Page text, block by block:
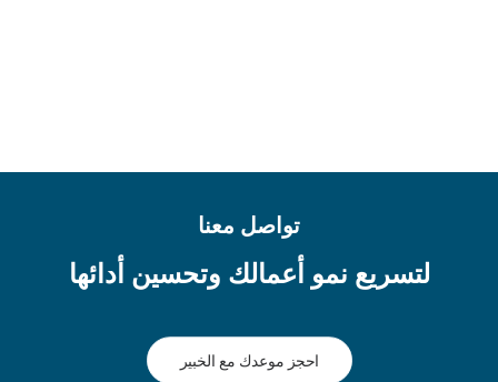
تواصل معنا
لتسريع نمو أعمالك وتحسين أدائها
احجز موعدك مع الخبير